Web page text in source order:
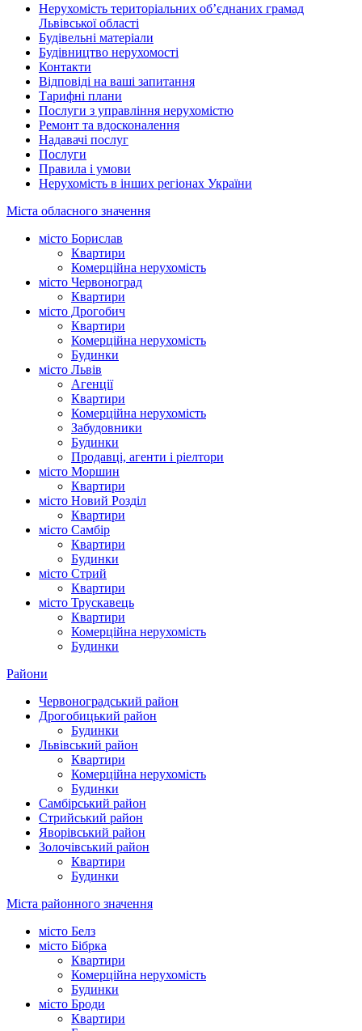
Нерухомість територіальних об’єднаних грамад
Львівської області
Будівельні матеріали
Будівництво нерухомості
Контакти
Відповіді на ваші запитання
Тарифні плани
Послуги з управління нерухомістю
Ремонт та вдосконалення
Надавачі послуг
Послуги
Правила і умови
Нерухомість в інших регіонах України
Міста обласного значення
місто Борислав
Квартири
Комерційна нерухомість
місто Червоноград
Квартири
місто Дрогобич
Квартири
Комерційна нерухомість
Будинки
місто Львів
Агенції
Квартири
Комерційна нерухомість
Забудовники
Будинки
Продавці, агенти і ріелтори
місто Моршин
Квартири
місто Новий Розділ
Квартири
місто Самбір
Квартири
Будинки
місто Стрий
Квартири
місто Трускавець
Квартири
Комерційна нерухомість
Будинки
Райони
Червоноградський район
Дрогобицький район
Будинки
Львівський район
Квартири
Комерційна нерухомість
Будинки
Самбірський район
Стрийський район
Яворівський район
Золочівський район
Квартири
Будинки
Міста районного значення
місто Белз
місто Бібрка
Квартири
Комерційна нерухомість
Будинки
місто Броди
Квартири